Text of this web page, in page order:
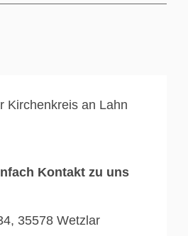
Kontakt zu uns
35578 Wetzlar